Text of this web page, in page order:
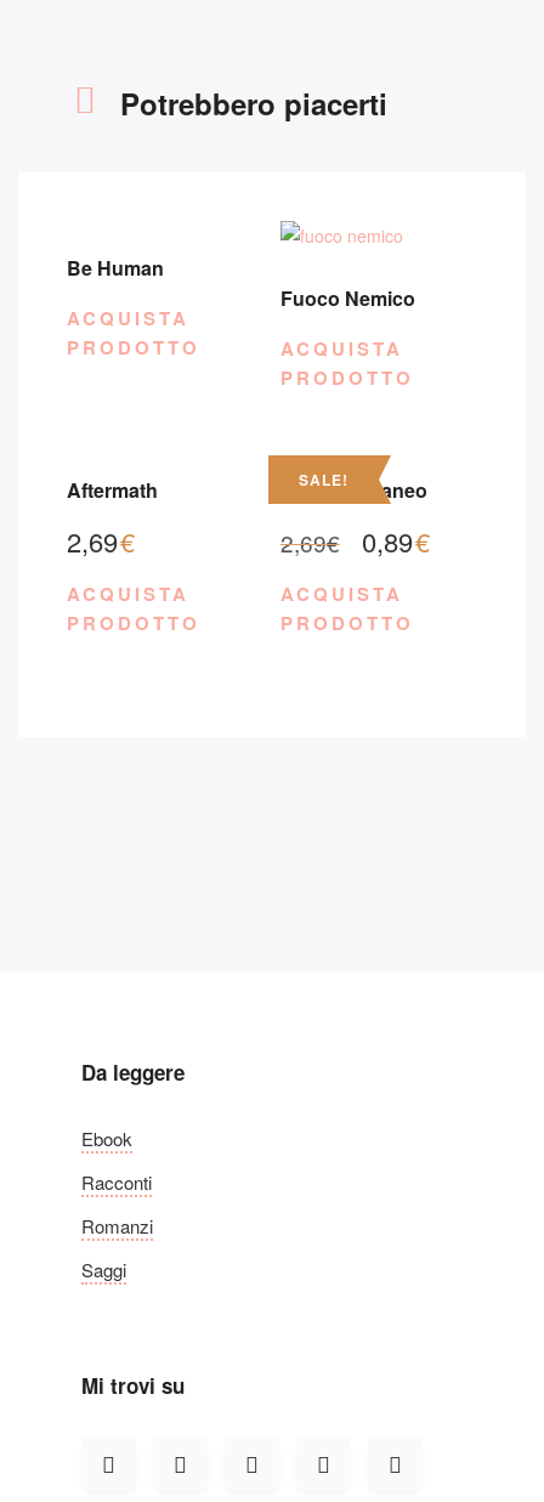
Potrebbero piacerti
Be Human
ACQUISTA
PRODOTTO
Fuoco Nemico
ACQUISTA
PRODOTTO
Aftermath
2,69€
ACQUISTA
PRODOTTO
SALE!
Corpo Estraneo
2,69€ 0,89€
ACQUISTA
PRODOTTO
Da leggere
Ebook
Racconti
Romanzi
Saggi
Mi trovi su